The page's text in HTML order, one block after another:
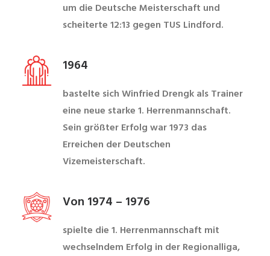
um die Deutsche Meisterschaft und
scheiterte 12:13 gegen TUS Lindford.
1964
bastelte sich Winfried Drengk als Trainer
eine neue starke 1. Herrenmannschaft.
Sein größter Erfolg war 1973 das
Erreichen der Deutschen
Vizemeisterschaft.
Von 1974 – 1976
spielte die 1. Herrenmannschaft mit
wechselndem Erfolg in der Regionalliga,